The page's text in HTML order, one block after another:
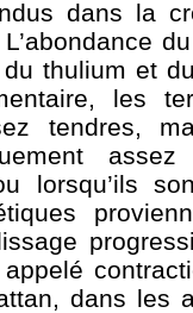
dans la
thulium et
les
tendres,
lorsqu’ils
appelé
dans les